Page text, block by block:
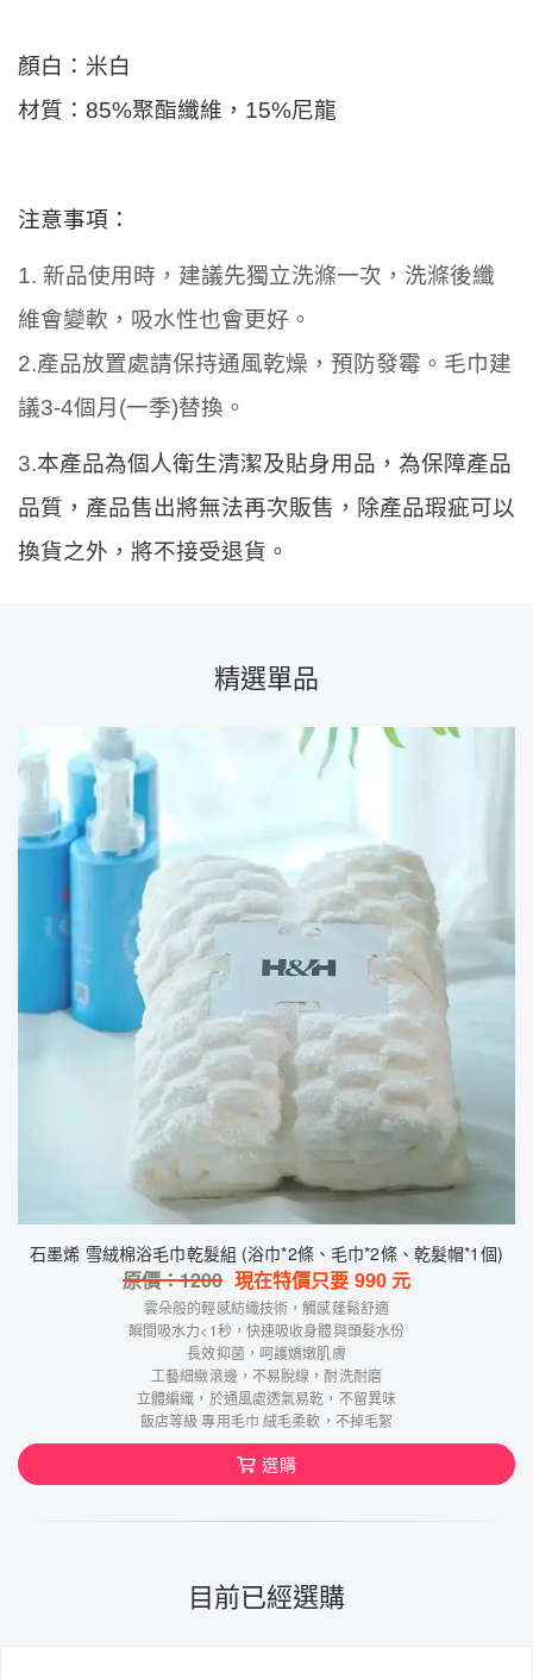
顏白：米白
材質： 85%聚酯纖維， 15%尼龍
注意事項：
1. 新品使用時，建議先獨立洗滌一次，洗滌後纖
維會變軟，吸水性也會更好。
2.產品放置處請保持通風乾燥，預防發霉。毛巾建
議3-4個月 (一季)替換。
3.本產品為個人衛生清潔及貼身用品，為保障產品
品質，產品售出將無法再次販售， 除產品瑕疵可以
換貨之外，將不接受退貨。
精選單品
石墨烯 雪絨棉浴毛巾乾髮組 (浴巾*2條、毛巾*2條、乾髮帽*1個)
原價：1200 現在特價只要 990 元
雲朵般的輕感紡織技術，觸感蓬鬆舒適
瞬間吸水力<1秒，快速吸收身體與頭髮水份
長效抑菌，呵護嬌嫩肌膚
工藝細緻滾邊，不易脫線，耐洗耐磨
立體編織，於通風處透氣易乾，不留異味
飯店等級 專用毛巾 絨毛柔軟，不掉毛絮
選購
目前已經選購